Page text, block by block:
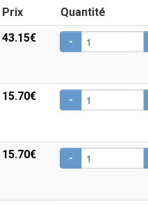
Prix
Quantité
43.15‎€ -
15.70‎€ -
15.70‎€ -